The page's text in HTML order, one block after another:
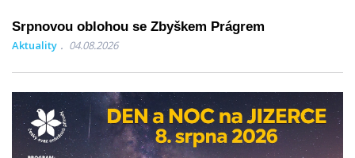
Srpnovou oblohou se Zbyškem Prágrem
Aktuality 04.08.2026